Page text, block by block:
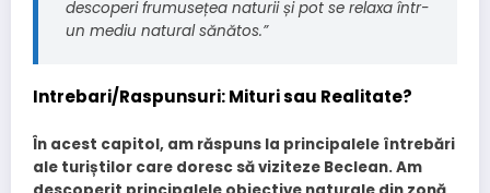
descoperi frumusețea naturii și pot se relaxa într-
un mediu natural sănătos.”
Intrebari/Raspunsuri: Mituri sau Realitate?
În acest capitol, am răspuns la principalele întrebări
ale turiștilor care doresc să viziteze Beclean. Am